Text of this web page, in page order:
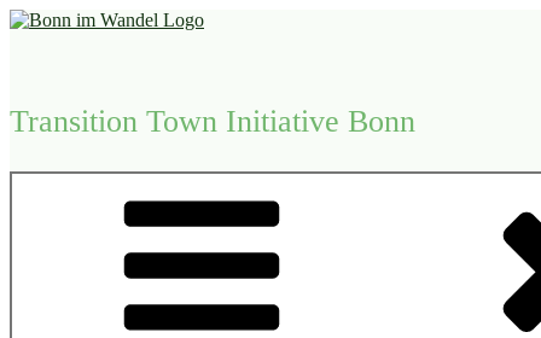
Zum
Transition Town Initiative Bonn